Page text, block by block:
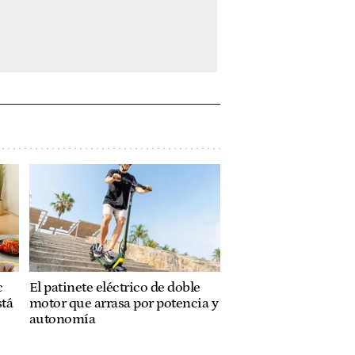
El patinete eléctrico de doble
motor que arrasa por potencia y
autonomía